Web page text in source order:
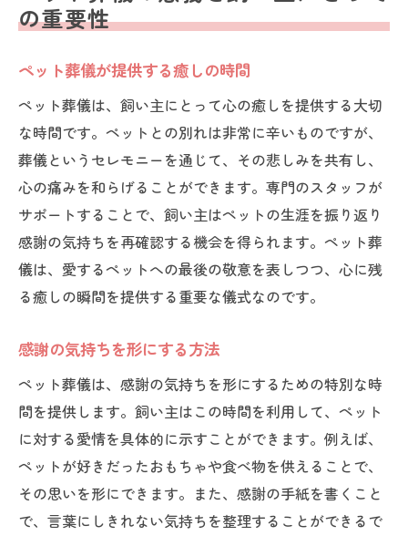
の重要性
ペット葬儀が提供する癒しの時間
ペット葬儀は、飼い主にとって心の癒しを提供する大切
な時間です。ペットとの別れは非常に辛いものですが、
葬儀というセレモニーを通じて、その悲しみを共有し、
心の痛みを和らげることができます。専門のスタッフが
サポートすることで、飼い主はペットの生涯を振り返り
感謝の気持ちを再確認する機会を得られます。ペット葬
儀は、愛するペットへの最後の敬意を表しつつ、心に残
る癒しの瞬間を提供する重要な儀式なのです。
感謝の気持ちを形にする方法
ペット葬儀は、感謝の気持ちを形にするための特別な時
間を提供します。飼い主はこの時間を利用して、ペット
に対する愛情を具体的に示すことができます。例えば、
ペットが好きだったおもちゃや食べ物を供えることで、
その思いを形にできます。また、感謝の手紙を書くこと
で、言葉にしきれない気持ちを整理することができるで